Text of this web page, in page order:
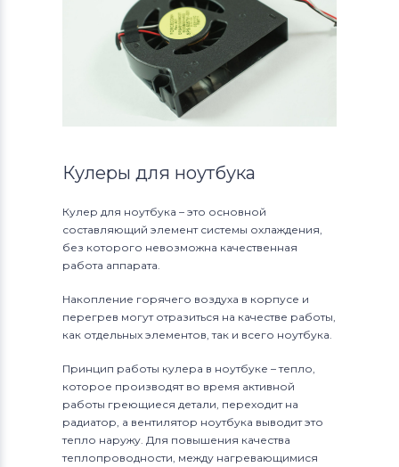
Кулеры для ноутбука
Кулер для ноутбука – это основной
составляющий элемент системы охлаждения,
без которого невозможна качественная
работа аппарата.
Накопление горячего воздуха в корпусе и
перегрев могут отразиться на качестве работы,
как отдельных элементов, так и всего ноутбука.
Принцип работы кулера в ноутбуке – тепло,
которое производят во время активной
работы греющиеся детали, переходит на
радиатор, а вентилятор ноутбука выводит это
тепло наружу. Для повышения качества
теплопроводности, между нагревающимися